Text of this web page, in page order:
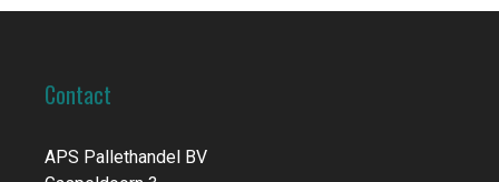
Contact
APS Pallethandel BV